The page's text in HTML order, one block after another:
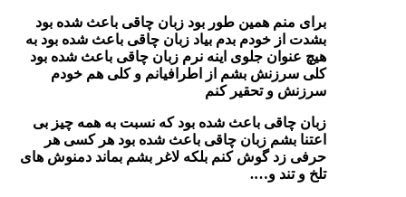
برای منم همین طور بود زبان چاقی باعث شده بود
بشدت از خودم بدم بیاد زبان چاقی باعث شده بود به
هیچ عنوان جلوی اینه نرم زبان چاقی باعث شده بود
کلی سرزنش بشم از اطرافیانم و کلی هم خودم
سرزنش و تحقیر کنم
زبان چاقی باعث شده بود که نسبت به همه چیز بی
اعتنا بشم زبان چاقی باعث شده بود هر کسی هر
حرفی زد گوش کنم بلکه لاغر بشم بماند دمنوش های
تلخ و تند و….